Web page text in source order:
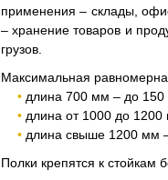
применения – склады,
– хранение товаров и
грузов.
Максимальная
длина 700 мм – до 150
длина от 1000 до 1200
длина свыше 1200 мм
Полки крепятся к